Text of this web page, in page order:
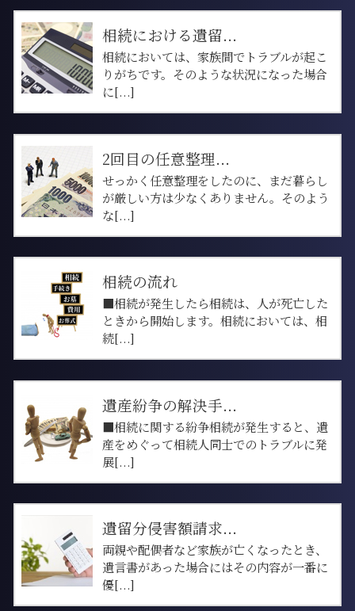
相続における遺留...
相続においては、家族間でトラブルが起こ
りがちです。そのような状況になった場合
に[...]
2回目の任意整理...
せっかく任意整理をしたのに、まだ暮らし
が厳しい方は少なくありません。そのよう
な[...]
相続の流れ
■相続が発生したら相続は、人が死亡した
ときから開始します。相続においては、相
続[...]
遺産紛争の解決手...
■相続に関する紛争相続が発生すると、遺
産をめぐって相続人同士でのトラブルに発
展[...]
遺留分侵害額請求...
両親や配偶者など家族が亡くなったとき、
遺言書があった場合にはその内容が一番に
優[...]